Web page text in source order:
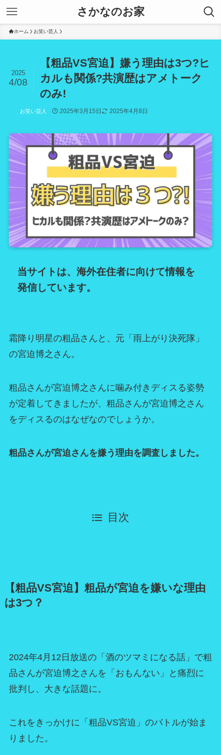
さかなのお家
ホーム お笑い芸人
【粗品VS宮迫】嫌う理由は3つ?ヒ
カルも関係?共演歴はアメトーク
のみ!
2025
4/08
お笑い芸人 2025年3月15日 2025年4月8日
当サイトは、海外在住者に向けて情報を
発信しています。
霜降り明星の粗品さんと、元「雨上がり決死隊」
の宮迫博之さん。
粗品さんが宮迫博之さんに噛み付きディスる姿勢
が定着してきましたが、粗品さんが宮迫博之さん
をディスるのはなぜなのでしょうか。
粗品さんが宮迫さんを嫌う理由を調査しました。
目次
【粗品VS宮迫】粗品が宮迫を嫌いな理由
は3つ？
2024年4月12日放送の「酒のツマミになる話」で粗
品さんが宮迫博之さんを「おもんない」と痛烈に
批判し、大きな話題に。
これをきっかけに「粗品VS宮迫」のバトルが始ま
りました。